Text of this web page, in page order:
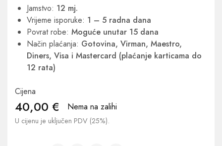
Jamstvo: 12 mj.
Vrijeme isporuke: 1 – 5 radna dana
Povrat robe: Moguće unutar 15 dana
Način plaćanja: Gotovina, Virman, Maestro,
Diners, Visa i Mastercard (plaćanje karticama do
12 rata)
Cijena
40,00 € Nema na zalihi
U cijenu je uključen PDV (25%).